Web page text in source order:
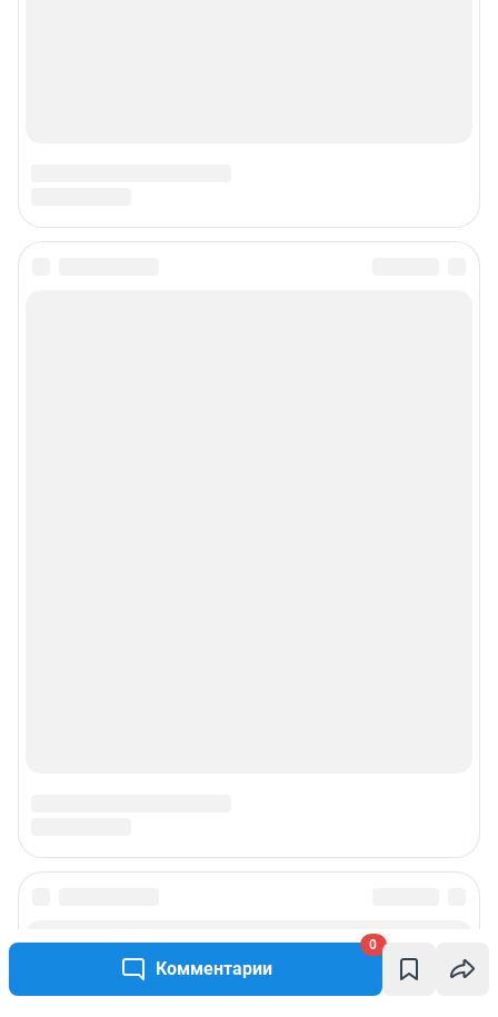
Комментарии
0